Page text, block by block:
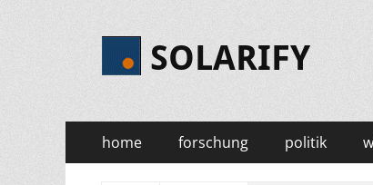
SOLARIFY
Primäres
Menü
Zum
Inhalt
home forschung politik